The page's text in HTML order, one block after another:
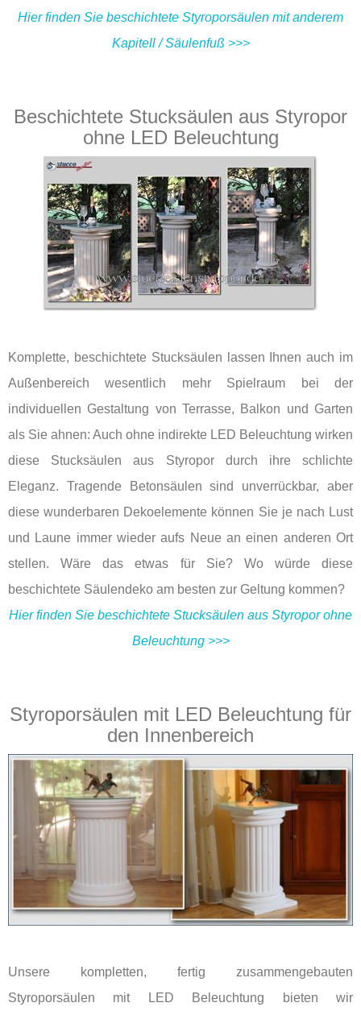
Hier finden Sie beschichtete Styroporsäulen mit anderem
Kapitell / Säulenfuß >>>
Beschichtete Stucksäulen aus Styropor
ohne LED Beleuchtung
Komplette, beschichtete Stucksäulen lassen Ihnen auch im
Außenbereich wesentlich mehr Spielraum bei der
individuellen Gestaltung von Terrasse, Balkon und Garten
als Sie ahnen: Auch ohne indirekte LED Beleuchtung wirken
diese Stucksäulen aus Styropor durch ihre schlichte
Eleganz. Tragende Betonsäulen sind unverrückbar, aber
diese wunderbaren Dekoelemente können Sie je nach Lust
und Laune immer wieder aufs Neue an einen anderen Ort
stellen. Wäre das etwas für Sie? Wo würde diese
beschichtete Säulendeko am besten zur Geltung kommen?
Hier finden Sie beschichtete Stucksäulen aus Styropor ohne
Beleuchtung >>>
Styroporsäulen mit LED Beleuchtung für
den Innenbereich
Unsere kompletten, fertig zusammengebauten
Styroporsäulen mit LED Beleuchtung bieten wir